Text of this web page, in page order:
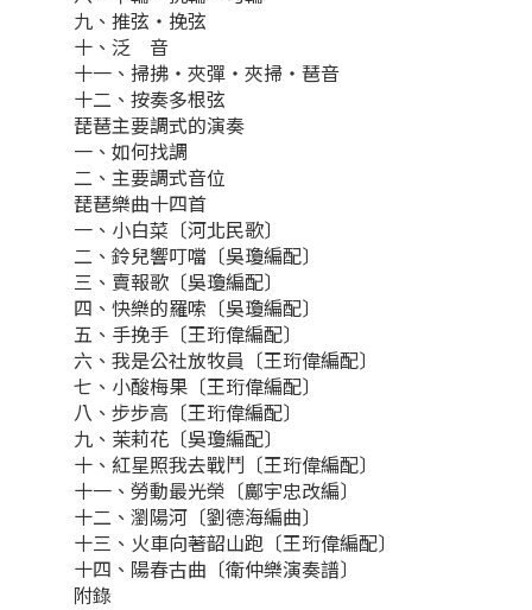
九、推弦‧挽弦
十、泛 音
十一、掃拂‧夾彈‧夾掃‧琶音
十二、按奏多根弦
琵琶主要調式的演奏
一、如何找調
二、主要調式音位
琵琶樂曲十四首
一、小白菜〔河北民歌〕
二、鈴兒響叮噹〔吳瓊編配〕
三、賣報歌〔吳瓊編配〕
四、快樂的羅嗦〔吳瓊編配〕
五、手挽手〔王珩偉編配〕
六、我是公社放牧員〔王珩偉編配〕
七、小酸梅果〔王珩偉編配〕
八、步步高〔王珩偉編配〕
九、茉莉花〔吳瓊編配〕
十、紅星照我去戰鬥〔王珩偉編配〕
十一、勞動最光榮〔鄺宇忠改編〕
十二、瀏陽河〔劉德海編曲〕
十三、火車向著韶山跑〔王珩偉編配〕
十四、陽春古曲〔衛仲樂演奏譜〕
附錄